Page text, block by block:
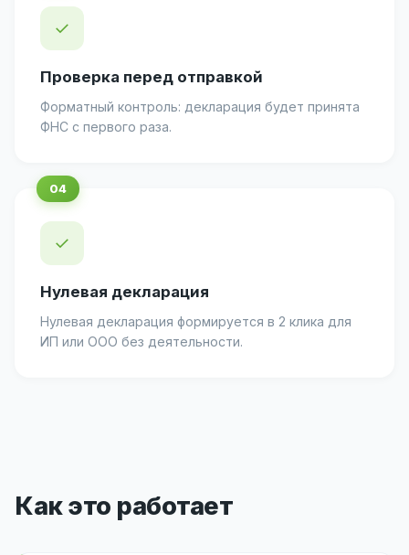
✓
Проверка перед отправкой
Форматный контроль: декларация будет принята
ФНС с первого раза.
✓
Нулевая декларация
Нулевая декларация формируется в 2 клика для
ИП или ООО без деятельности.
Как это работает